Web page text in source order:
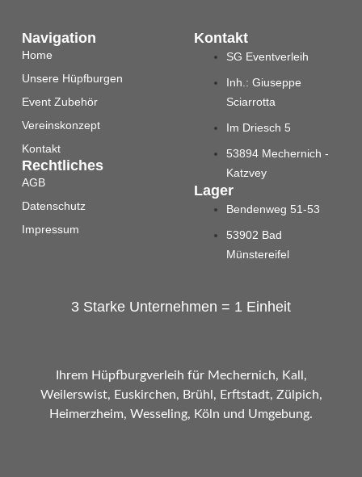
3 Starke Unternehmen = 1 Einheit
Ihrem Hüpfburgverleih für Mechernich, Kall,
Weilerswist, Euskirchen, Brühl, Erftstadt, Zülpich,
Heimerzheim, Wesseling, Köln und Umgebung.
Navigation
Home
Unsere Hüpfburgen
Event Zubehör
Vereinskonzept
Kontakt
Rechtliches
AGB
Datenschutz
Impressum
Kontakt
SG Eventverleih
Inh.: Giuseppe
Sciarrotta
Im Driesch 5
53894 Mechernich -
Katzvey
Lager
Bendenweg 51-53
53902 Bad
Münstereifel